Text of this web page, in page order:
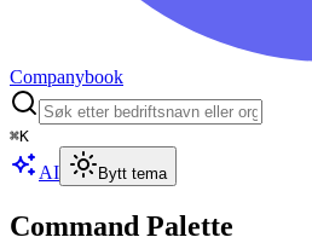
Companybook
⌘K
AI Bytt tema
Command Palette